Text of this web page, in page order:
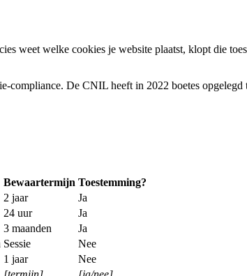
weet welke cookies je website plaatst, klopt die
De CNIL heeft in 2022 boetes
Bewaartermijn Toestemming?
2 jaar Ja
24 uur Ja
3 maanden Ja
Sessie Nee
1 jaar
Nee